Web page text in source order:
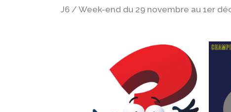
J6 / Week-end du 29 novembre au 1er